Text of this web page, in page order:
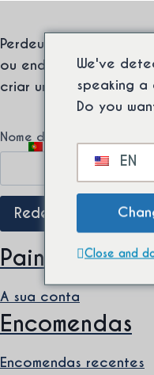
o
conteúdo
Alternar
infantil
Perdeu a sua senha?
ou endereço de
criar uma nova senha
Nome de utilizador ou
Redefinir senha
Painel de
A sua conta
Encomendas
Encomendas recentes
We've
speaking a
Do you
EN
Close and